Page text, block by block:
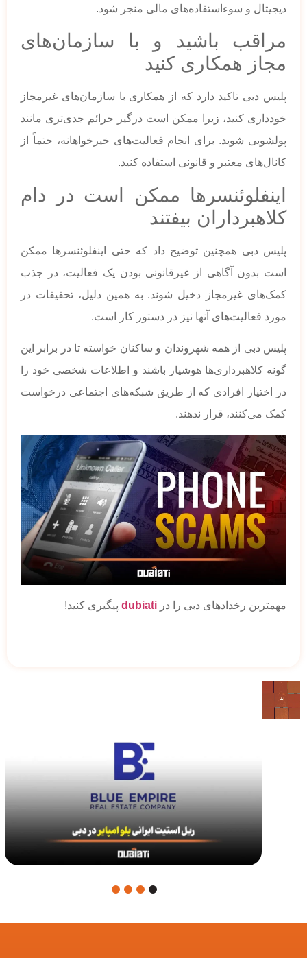
دیجیتال و سوءاستفاده‌های مالی منجر شود.
مراقب باشید و با سازمان‌های
مجاز همکاری کنید
پلیس دبی تاکید دارد که از همکاری با سازمان‌های غیرمجاز
خودداری کنید، زیرا ممکن است درگیر جرائم جدی‌تری مانند
پولشویی شوید. برای انجام فعالیت‌های خیرخواهانه، حتماً از
کانال‌های معتبر و قانونی استفاده کنید.
اینفلوئنسرها ممکن است در دام
کلاهبرداران بیفتند
پلیس دبی همچنین توضیح داد که حتی اینفلوئنسرها ممکن
است بدون آگاهی از غیرقانونی بودن یک فعالیت، در جذب
کمک‌های غیرمجاز دخیل شوند. به همین دلیل، تحقیقات در
مورد فعالیت‌های آنها نیز در دستور کار است.
پلیس دبی از همه شهروندان و ساکنان خواسته تا در برابر این
گونه کلاهبرداری‌ها هوشیار باشند و اطلاعات شخصی خود را
در اختیار افرادی که از طریق شبکه‌های اجتماعی درخواست
کمک می‌کنند، قرار ندهند.
مهمترین رخدادهای دبی را در dubiati پیگیری کنید!
1